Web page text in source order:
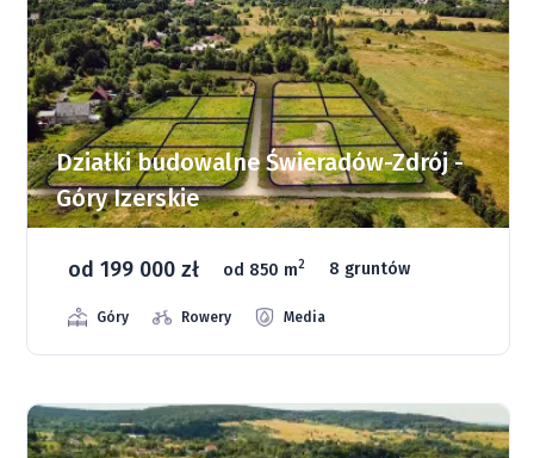
Działki budowalne Świeradów-Zdrój -
Góry Izerskie
od 199 000 zł od 850 m2 8 gruntów
Góry Rowery Media